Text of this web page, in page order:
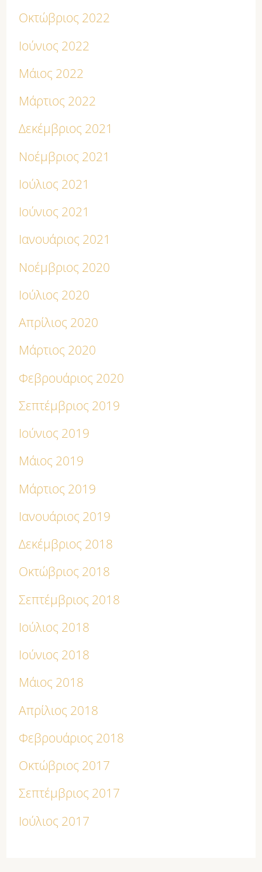
Οκτώβριος 2022
Ιούνιος 2022
Μάιος 2022
Μάρτιος 2022
Δεκέμβριος 2021
Νοέμβριος 2021
Ιούλιος 2021
Ιούνιος 2021
Ιανουάριος 2021
Νοέμβριος 2020
Ιούλιος 2020
Απρίλιος 2020
Μάρτιος 2020
Φεβρουάριος 2020
Σεπτέμβριος 2019
Ιούνιος 2019
Μάιος 2019
Μάρτιος 2019
Ιανουάριος 2019
Δεκέμβριος 2018
Οκτώβριος 2018
Σεπτέμβριος 2018
Ιούλιος 2018
Ιούνιος 2018
Μάιος 2018
Απρίλιος 2018
Φεβρουάριος 2018
Οκτώβριος 2017
Σεπτέμβριος 2017
Ιούλιος 2017